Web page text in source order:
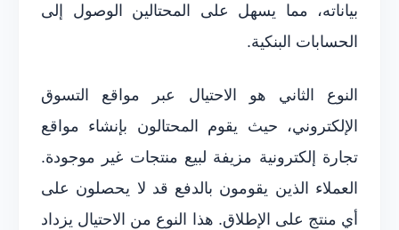
بياناته، مما يسهل على المحتالين الوصول إلى
الحسابات البنكية.
النوع الثاني هو الاحتيال عبر مواقع التسوق
الإلكتروني، حيث يقوم المحتالون بإنشاء مواقع
تجارة إلكترونية مزيفة لبيع منتجات غير موجودة.
العملاء الذين يقومون بالدفع قد لا يحصلون على
أي منتج على الإطلاق. هذا النوع من الاحتيال يزداد